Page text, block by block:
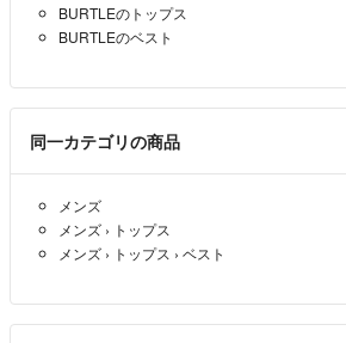
BURTLEのトップス
BURTLEのベスト
同一カテゴリの商品
メンズ
メンズ › トップス
メンズ › トップス › ベスト